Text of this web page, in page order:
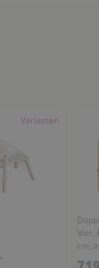
Varianten
*
Vier,
cm,